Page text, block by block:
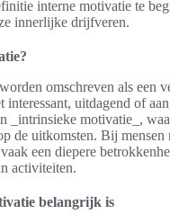
interne motivatie te
innerlijke drijfveren.
omschreven als een
interessant, uitdagend of
_intrinsieke motivatie_,
de uitkomsten. Bij mensen
een diepere
activiteiten.
belangrijk is